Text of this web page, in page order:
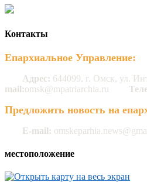
Контакты
Епархиальное Управление:
Адрес: 644099, г. Омск, ул.
mail:omsk@mpatriarchia.ru
Предложить новость на
E-mail:
местоположение